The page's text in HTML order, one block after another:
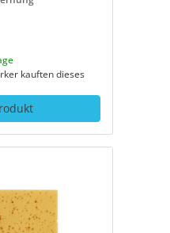
kauften dieses